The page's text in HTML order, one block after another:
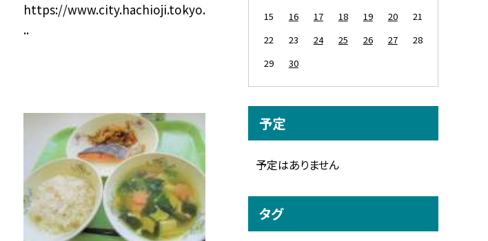
https://www.city.hachioji.tokyo.
..
15
16 17 18 19 20
21
22
23 24 25 26 27
28
29
30
予定
予定はありません
タグ